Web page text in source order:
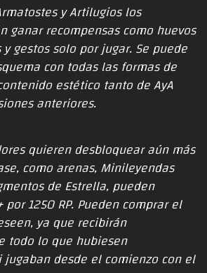
y Artilugios los
ganar recompensas como huevos
gestos solo por jugar. Se puede
con todas las formas de
estético tanto de AyA
anteriores.
quieren desbloquear aún más
como arenas, Minileyendas
de Estrella, pueden
1250 RP. Pueden comprar el
ya que recibirán
todo lo que hubiesen
desde el comienzo con el